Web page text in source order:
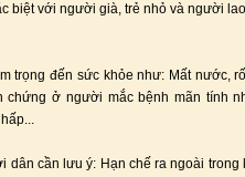
biệt với người già, trẻ nhỏ và người
trọng đến sức khỏe như: Mất nước,
chứng ở người mắc bệnh mãn tính
cần lưu ý: Hạn chế ra ngoài trong